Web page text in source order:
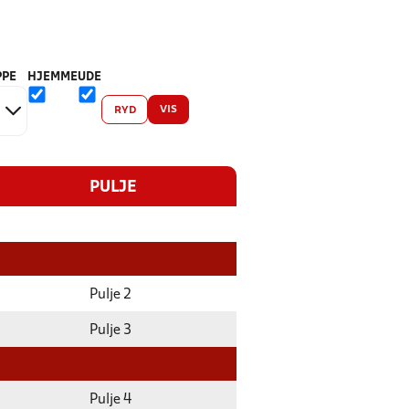
HJEMMEUDE
RYD VIS
PULJE
Pulje 2
Pulje 3
Pulje 4